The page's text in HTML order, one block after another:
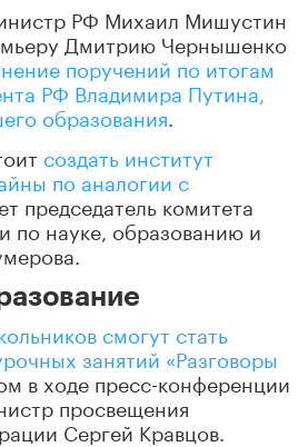
РФ Михаил Мишустин
Дмитрию Чернышенко
поручений по итогам
РФ Владимира Путина,
образования
создать институт
по аналогии с
председатель комитета
по науке, образованию и
смогут стать
занятий «Разговоры
в ходе пресс-конференции
просвещения
Сергей Кравцов.